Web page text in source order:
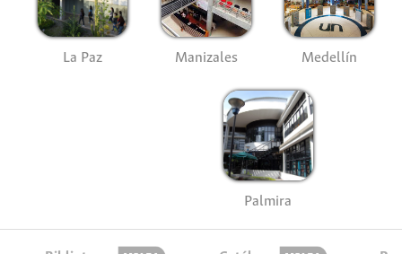
La Paz Manizales Medellín
Palmira